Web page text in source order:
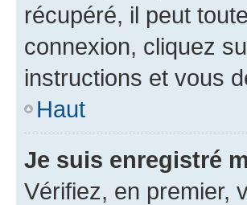
récupéré, il peut
connexion, cliquez
instructions et vous
Haut
Je suis enregistré
Vérifiez, en premier,